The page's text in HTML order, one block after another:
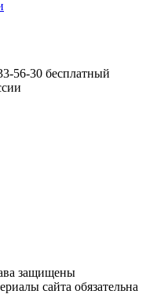
56-30 бесплатный
защищены
сайта обязательна